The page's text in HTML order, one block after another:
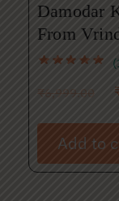
Damodar
From
(
₹6,999.00
Add to